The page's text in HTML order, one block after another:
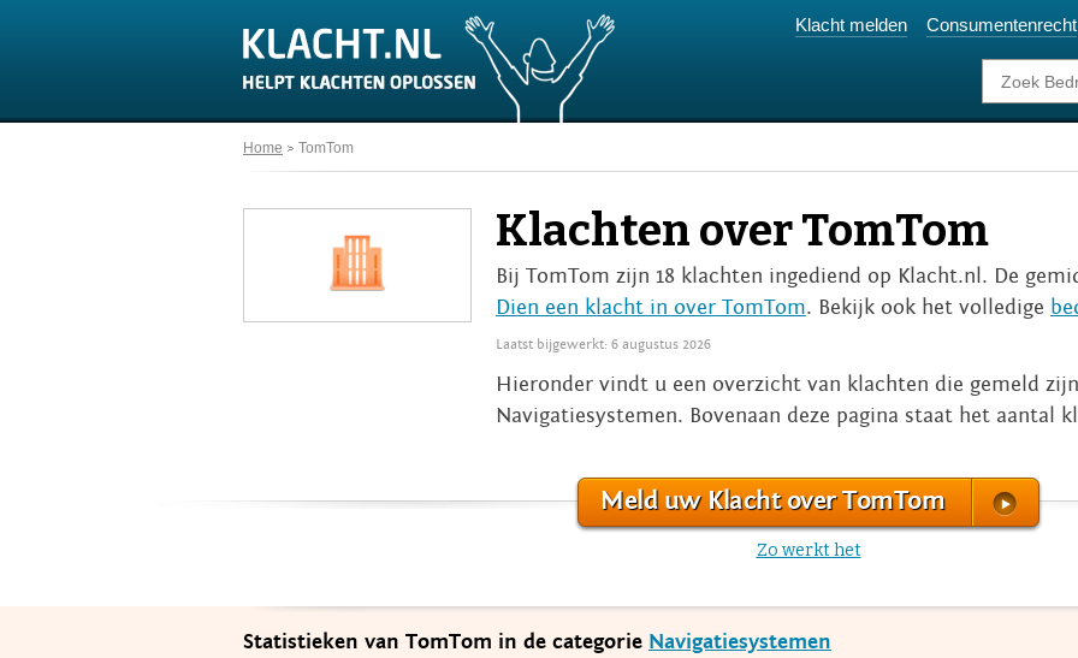
Klacht melden Consumentenrecht
Home TomTom
Klachten over TomTom
Bij TomTom zijn 18 klachten ingediend op Klacht.nl. De
Dien een klacht in over TomTom. Bekijk ook het volledige
Laatst bijgewerkt: 6 augustus 2026
Hieronder vindt u een overzicht van klachten die gemeld
Navigatiesystemen. Bovenaan deze pagina staat het aantal
Meld uw Klacht over TomTom
Zo werkt het
Statistieken van TomTom in de categorie Navigatiesystemen